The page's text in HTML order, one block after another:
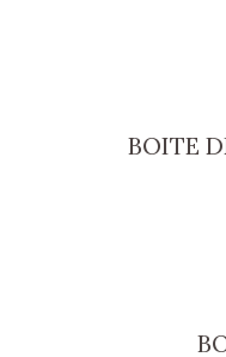
BOITE